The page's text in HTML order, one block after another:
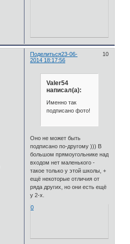
Поделиться 10
23-06-
2014 18:17:56
Valer54
написал(а):
Именно так
подписано фото!
Оно не может быть
подписано по-другому ))) В
большом прямоугольнике над
входом нет маленького -
такое только у этой школы, +
ещё некоторые отличия от
ряда других, но они есть ещё
у 2-х.
0